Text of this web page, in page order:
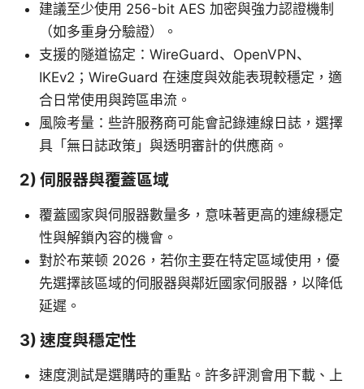
建議至少使用 256-bit AES 加密與強力認證機制
（如多重身分驗證）。
支援的隧道協定：WireGuard、OpenVPN、
IKEv2；WireGuard 在速度與效能表現較穩定，適
合日常使用與跨區串流。
風險考量：些許服務商可能會記錄連線日誌，選擇
具「無日誌政策」與透明審計的供應商。
2) 伺服器與覆蓋區域
覆蓋國家與伺服器數量多，意味著更高的連線穩定
性與解鎖內容的機會。
對於布莱顿 2026，若你主要在特定區域使用，優
先選擇該區域的伺服器與鄰近國家伺服器，以降低
延遲。
3) 速度與穩定性
速度測試是選購時的重點。許多評測會用下載、上